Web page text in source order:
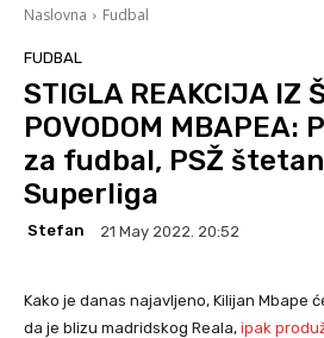
Naslovna Fudbal
FUDBAL
STIGLA REAKCIJA IZ
POVODOM MBAPEA:
za fudbal, PSŽ
Superliga
Stefan 21 May 2022. 20:52
Kako je danas najavljeno, Kilijan Mbape
da je blizu madridskog Reala, ipak